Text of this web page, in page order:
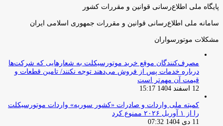
پایگاه ملی اطلاع‌رسانی قوانین و مقررات کشور
سامانه ملی اطلاع‌رسانی قوانین و مقررات جمهوری اسلامی ایران
مشکلات موتورسواران
مصرف‌کنندگان موقع خرید موتورسیکلت به شعارهایی که شرکت‌ها
درباره خدمات پس از فروش می‌دهند توجه نکنند/ تامین قطعات و
قیمت آن مهم‌تر است
12 اسفند 1404 15:17
کمیته ملی واردات و صادرات «کشور سوریه» واردات موتورسیکلت
را از ۱ آوریل ۲۰۲۶ ممنوع کرد
11 دی 1404 07:32